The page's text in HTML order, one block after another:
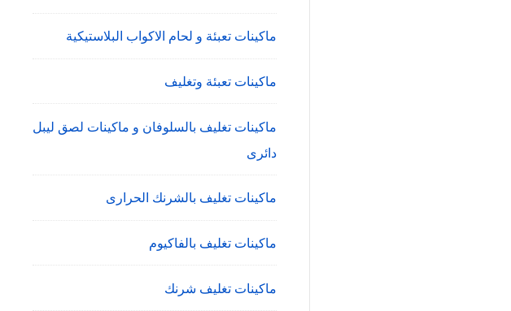
ماكينات تعبئة و لحام الاكواب البلاستيكية
ماكينات تعبئة وتغليف
ماكينات تغليف بالسلوفان و ماكينات لصق ليبل
دائرى
ماكينات تغليف بالشرنك الحرارى
ماكينات تغليف بالفاكيوم
ماكينات تغليف شرنك